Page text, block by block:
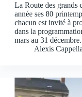
La Route des grands
année ses 80
chacun est invité à
dans la
mars au 31
Alexis